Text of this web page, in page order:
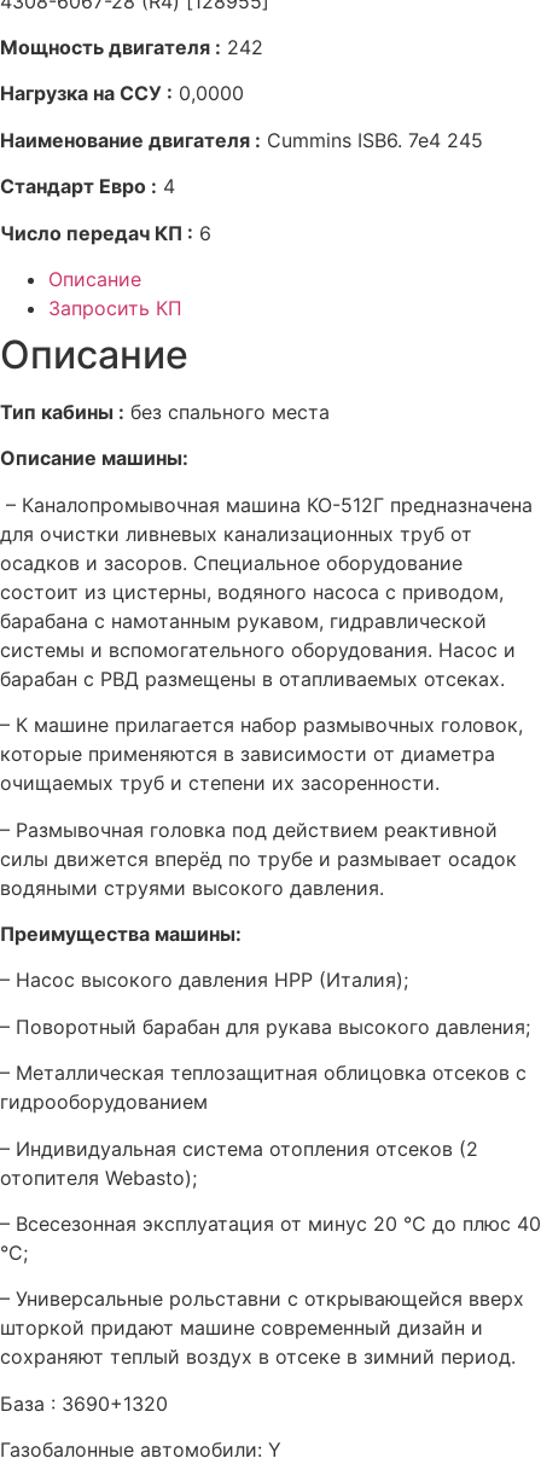
Мощность двигателя : 242
Нагрузка на ССУ : 0,0000
Наименование двигателя : Cummins ISB6. 7e4 245
Стандарт Евро : 4
Число передач КП : 6
Описание
Запросить КП
Описание
Тип кабины : без спального места
Описание машины:
– Каналопромывочная машина КО-512Г предназначена
для очистки ливневых канализационных труб от
осадков и засоров. Специальное оборудование
состоит из цистерны, водяного насоса с приводом,
барабана с намотанным рукавом, гидравлической
системы и вспомогательного оборудования. Насос и
барабан с РВД размещены в отапливаемых отсеках.
– К машине прилагается набор размывочных головок,
которые применяются в зависимости от диаметра
очищаемых труб и степени их засоренности.
– Размывочная головка под действием реактивной
силы движется вперёд по трубе и размывает осадок
водяными струями высокого давления.
Преимущества машины:
– Насос высокого давления HPP (Италия);
– Поворотный барабан для рукава высокого давления;
– Металлическая теплозащитная облицовка отсеков с
гидрооборудованием
– Индивидуальная система отопления отсеков (2
отопителя Webasto);
– Всесезонная эксплуатация от минус 20 °С до плюс 40
°С;
– Универсальные рольставни с открывающейся вверх
шторкой придают машине современный дизайн и
сохраняют теплый воздух в отсеке в зимний период.
База : 3690+1320
Газобалонные автомобили: Y